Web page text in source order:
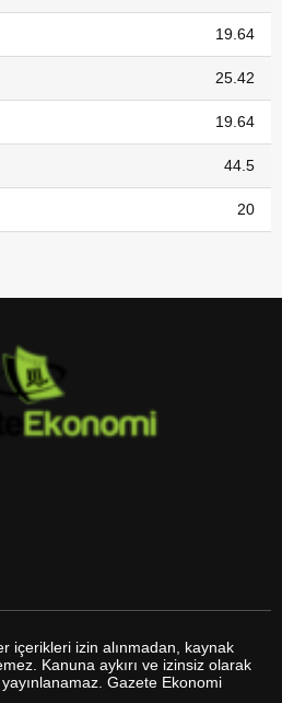
19.64
25.42
19.64
44.5
20
abone olarak, tarafınıza haber,
içerikleri izin alınmadan, kaynak
Kanuna aykırı ve izinsiz olarak
Gazete Ekonomi